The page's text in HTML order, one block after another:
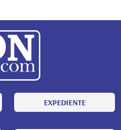
EXPEDIENTE